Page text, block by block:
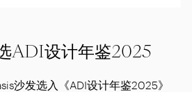
ADI设计年鉴2025
沙发选入《ADI设计年鉴2025》